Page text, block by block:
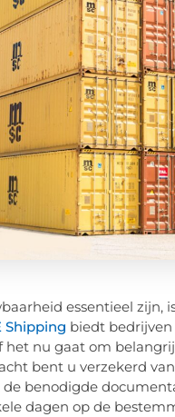
essentieel
Shipping biedt bedrijven
nu gaat om
bent u verzekerd
benodigde
dagen op de